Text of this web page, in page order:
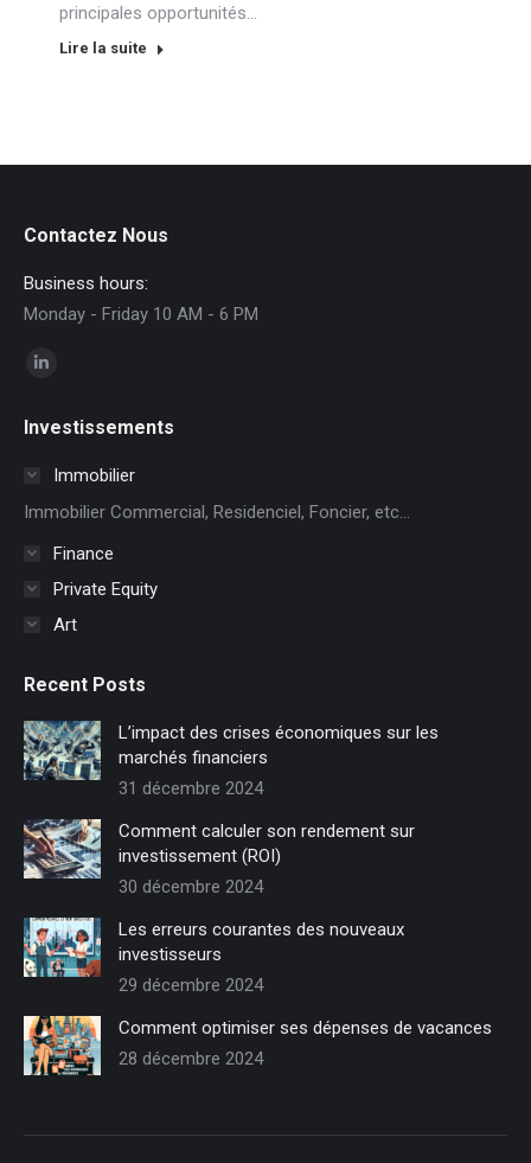
principales opportunités…
Lire la suite
Contactez Nous
Business hours:
Monday - Friday 10 AM - 6 PM
Trouvez nous sur :
LinkedIn
s'ouvre
nouvelle
fenêtre
Investissements
Immobilier
Immobilier Commercial, Residenciel, Foncier, etc...
Finance
Private Equity
Art
Recent Posts
L’impact des crises économiques sur les
marchés financiers
31 décembre 2024
Comment calculer son rendement sur
investissement (ROI)
30 décembre 2024
Les erreurs courantes des nouveaux
investisseurs
29 décembre 2024
Comment optimiser ses dépenses de vacances
28 décembre 2024